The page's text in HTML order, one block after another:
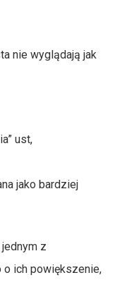
nie wyglądają jak
ust,
jako bardziej
z
o ich powiększenie,